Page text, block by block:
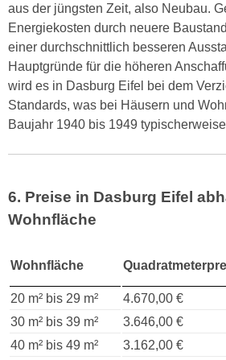
aus der jüngsten Zeit, also Neubau.
Energiekosten durch neuere
einer durchschnittlich besseren
Hauptgründe für die höheren
wird es in Dasburg Eifel bei dem
Standards, was bei Häusern und
Baujahr 1940 bis 1949
6. Preise in Dasburg Eifel
Wohnfläche
Wohnfläche
20 m² bis 29 m²
4.670,00 €
30 m² bis 39 m²
3.646,00 €
40 m² bis 49 m²
3.162,00 €